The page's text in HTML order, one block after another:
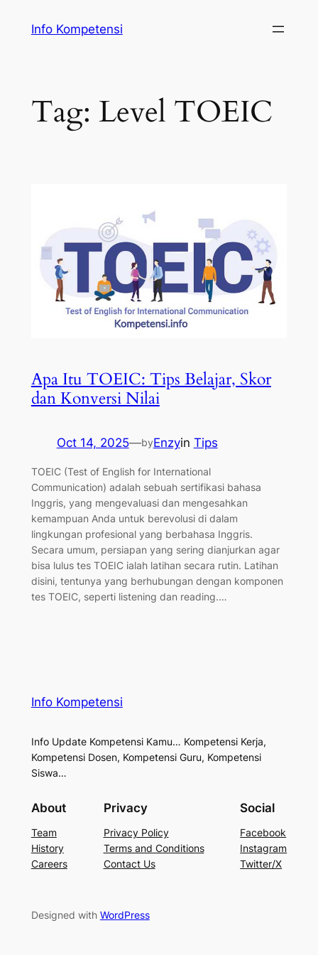
Info Kompetensi
Tag: Level TOEIC
Apa Itu TOEIC: Tips Belajar, Skor
dan Konversi Nilai
Oct 14, 2025—byEnzyin Tips
TOEIC (Test of English for International
Communication) adalah sebuah sertifikasi bahasa
Inggris, yang mengevaluasi dan mengesahkan
kemampuan Anda untuk berevolusi di dalam
lingkungan profesional yang berbahasa Inggris.
Secara umum, persiapan yang sering dianjurkan agar
bisa lulus tes TOEIC ialah latihan secara rutin. Latihan
disini, tentunya yang berhubungan dengan komponen
tes TOEIC, seperti listening dan reading.…
Info Kompetensi
Info Update Kompetensi Kamu… Kompetensi Kerja,
Kompetensi Dosen, Kompetensi Guru, Kompetensi
Siswa…
About
Team
History
Careers
Privacy
Privacy Policy
Terms and Conditions
Contact Us
Social
Facebook
Instagram
Twitter/X
Designed with WordPress